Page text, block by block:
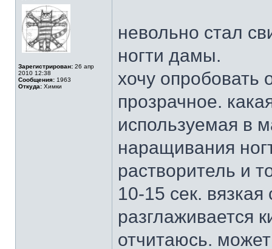
Зарегистрирован: 26 апр
2010 12:38
Сообщения: 1963
Откуда: Химки
невольно стал
ногти дамы.
хочу опробовать
прозрачное.
используемая в
наращивания
растворитель и
10-15 сек.
разглаживается
отчитаюсь.